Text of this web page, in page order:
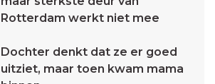
Rotterdam werkt niet mee
Dochter denkt dat ze er goed
uitziet, maar toen kwam mama